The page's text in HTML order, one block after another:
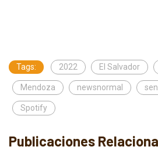
Tags: 2022 El Salvador
Mendoza newsnormal
Spotify
Publicaciones